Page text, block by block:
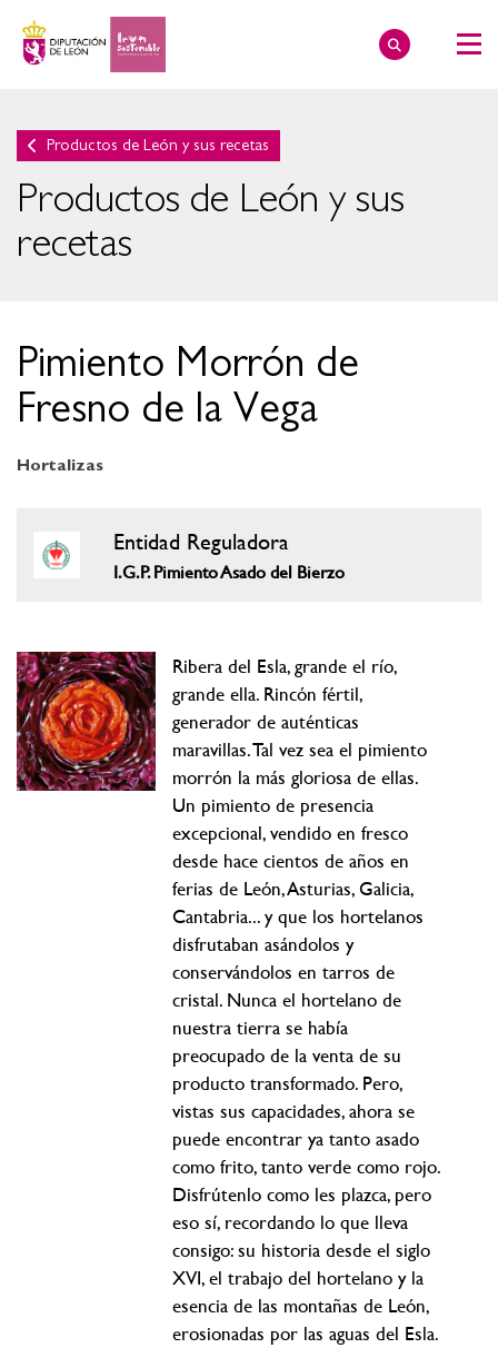
Productos de León y sus recetas
Productos de León y sus
recetas
Pimiento Morrón de
Fresno de la Vega
Hortalizas
Entidad Reguladora
I.G.P. Pimiento Asado del Bierzo
Ribera del Esla, grande el río,
grande ella. Rincón fértil,
generador de auténticas
maravillas. Tal vez sea el pimiento
morrón la más gloriosa de ellas.
Un pimiento de presencia
excepcional, vendido en fresco
desde hace cientos de años en
ferias de León, Asturias, Galicia,
Cantabria... y que los hortelanos
disfrutaban asándolos y
conservándolos en tarros de
cristal. Nunca el hortelano de
nuestra tierra se había
preocupado de la venta de su
producto transformado. Pero,
vistas sus capacidades, ahora se
puede encontrar ya tanto asado
como frito, tanto verde como rojo.
Disfrútenlo como les plazca, pero
eso sí, recordando lo que lleva
consigo: su historia desde el siglo
XVI, el trabajo del hortelano y la
esencia de las montañas de León,
erosionadas por las aguas del Esla.